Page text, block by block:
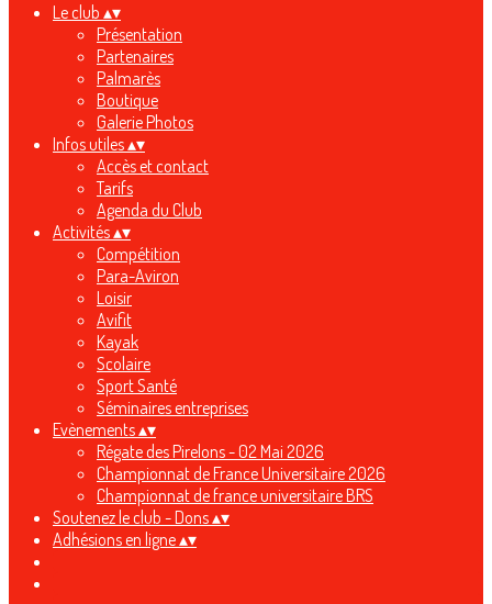
Le club ▴▾
Présentation
Partenaires
Palmarès
Boutique
Galerie Photos
Infos utiles▴▾
Accès et contact
Tarifs
Agenda du Club
Activités▴▾
Compétition
Para-Aviron
Loisir
Avifit
Kayak
Scolaire
Sport Santé
Séminaires entreprises
Evènements▴▾
Régate des Pirelons - 02 Mai 2026
Championnat de France Universitaire 2026
Championnat de france universitaire BRS
Soutenez le club - Dons▴▾
Adhésions en ligne▴▾